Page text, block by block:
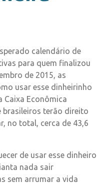
calendário de
para quem finalizou
de 2015, as
usar esse dinheirinho
Caixa Econômica
brasileiros terão direito
no total, cerca de 43,6
de usar esse dinheiro
nada sair
sem arrumar a vida